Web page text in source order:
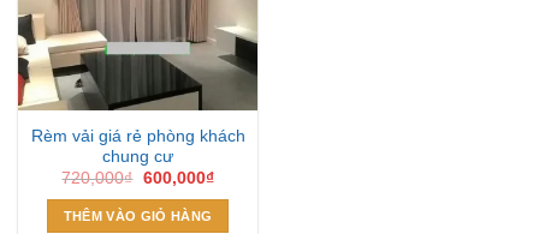
Rèm vải giá rẻ phòng khách
chung cư
720,000₫ Giá
là:
720,000₫.
600,000₫Giá
THÊM VÀO GIỎ HÀNG